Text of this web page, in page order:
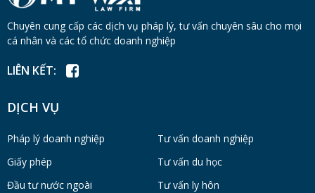
Chuyên cung cấp các dịch vụ pháp lý, tư vấn chuyên sâu cho mọi
cá nhân và các tổ chức doanh nghiệp
LIÊN KẾT:
DỊCH VỤ
Pháp lý doanh nghiệp
Giấy phép
Đầu tư nước ngoài
Tư vấn doanh nghiệp
Tư vấn du học
Tư vấn ly hôn